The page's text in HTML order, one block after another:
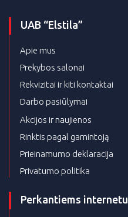
UAB “Elstila”
Apie mus
Prekybos salonai
Rekvizitai ir kiti kontaktai
Darbo pasiūlymai
Akcijos ir naujienos
Rinktis pagal gamintoją
Prieinamumo deklaracija
Privatumo politika
Perkantiems internetu